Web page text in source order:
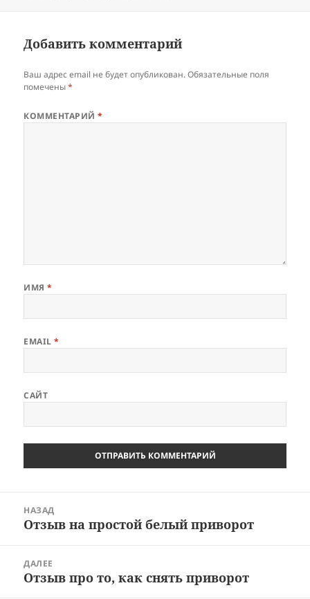
Добавить комментарий
Ваш адрес email не будет опубликован. Обязательные поля
помечены*
КОММЕНТАРИЙ*
ИМЯ*
EMAIL*
САЙТ
записям
НАЗАД
Предыдущая
Отзыв на простой белый приворот
ДАЛЕЕ
Следующая
Отзыв про то, как снять приворот